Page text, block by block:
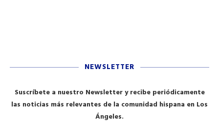
NEWSLETTER
Suscríbete a nuestro Newsletter y recibe periódicamente
las noticias más relevantes de la comunidad hispana en Los
Ángeles.